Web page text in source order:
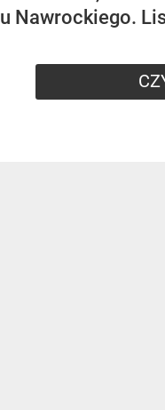
u Nawrockiego.